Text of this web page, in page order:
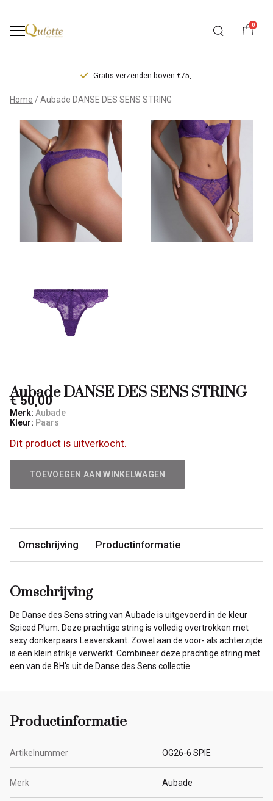
0
Gratis verzenden boven €75,-
Aubade
DANSE
DES
SENS
STRING
Home Aubade DANSE DES SENS STRING
Aubade DANSE DES SENS STRING
€ 50,00
Merk: Aubade
Kleur: Paars
Dit product is uitverkocht.
TOEVOEGEN AAN WINKELWAGEN
Omschrijving Productinformatie
Omschrijving
De Danse des Sens string van Aubade is uitgevoerd in de kleur
Spiced Plum. Deze prachtige string is volledig overtrokken met
sexy donkerpaars Leaverskant. Zowel aan de voor- als achterzijde
is een klein strikje verwerkt. Combineer deze prachtige string met
een van de BH's uit de Danse des Sens collectie.
Productinformatie
Artikelnummer OG26-6 SPIE
Merk Aubade